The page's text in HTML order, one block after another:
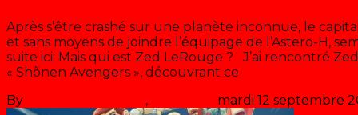
Après s’être crashé sur une planète inconnue, le
et sans moyens de joindre l’équipage de l’Astero-H,
suite ici: Mais qui est Zed LeRouge ? J’ai rencontré
« Shõnen Avengers », découvrant ce
By
, mardi 12 septembre